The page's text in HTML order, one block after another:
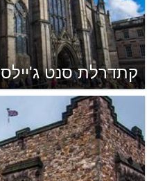
קתדרלת סנט ג'יילס